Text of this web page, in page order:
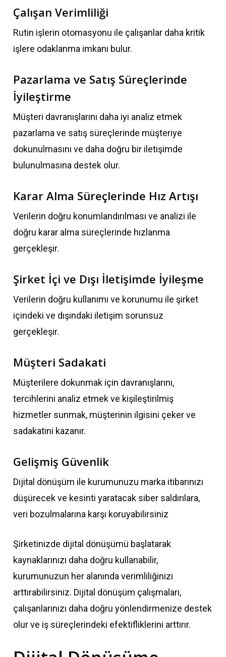
Çalışan Verimliliği
Rutin işlerin otomasyonu ile çalışanlar daha kritik
işlere odaklanma imkanı bulur.
Pazarlama ve Satış Süreçlerinde
İyileştirme
Müşteri davranışlarını daha iyi analiz etmek
pazarlama ve satış süreçlerinde müşteriye
dokunulmasını ve daha doğru bir iletişimde
bulunulmasına destek olur.
Karar Alma Süreçlerinde Hız Artışı
Verilerin doğru konumlandırılması ve analizi ile
doğru karar alma süreçlerinde hızlanma
gerçekleşir.
Şirket İçi ve Dışı İletişimde İyileşme
Verilerin doğru kullanımı ve korunumu ile şirket
içindeki ve dışındaki iletişim sorunsuz
gerçekleşir.
Müşteri Sadakati
Müşterilere dokunmak için davranışlarını,
tercihlerini analiz etmek ve kişileştirilmiş
hizmetler sunmak, müşterinin ilgisini çeker ve
sadakatini kazanır.
Gelişmiş Güvenlik
Dijital dönüşüm ile kurumunuzu marka itibarınızı
düşürecek ve kesinti yaratacak siber saldırılara,
veri bozulmalarına karşı koruyabilirsiniz
Şirketinizde dijital dönüşümü başlatarak
kaynaklarınızı daha doğru kullanabilir,
kurumunuzun her alanında verimliliğinizi
arttırabilirsiniz. Dijital dönüşüm çalışmaları,
çalışanlarınızı daha doğru yönlendirmenize destek
olur ve iş süreçlerindeki efektifliklerini arttırır.